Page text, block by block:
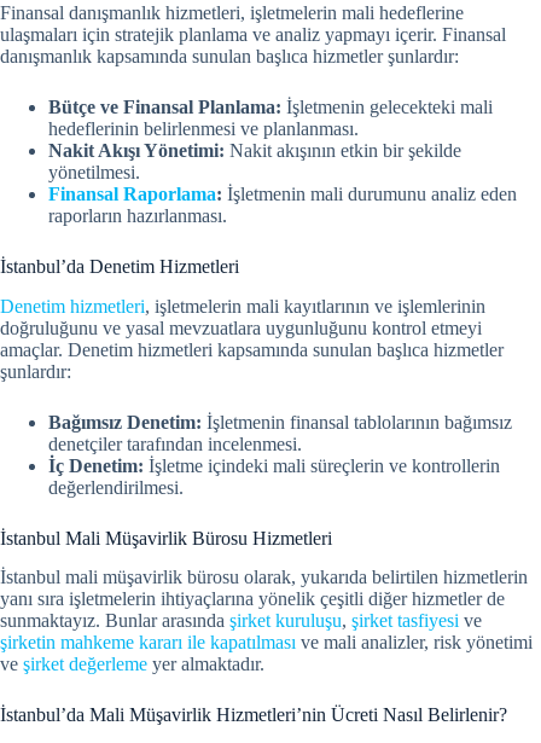
Finansal danışmanlık hizmetleri, işletmelerin mali hedeflerine
ulaşmaları için stratejik planlama ve analiz yapmayı içerir. Finansal
danışmanlık kapsamında sunulan başlıca hizmetler şunlardır:
Bütçe ve Finansal Planlama: İşletmenin gelecekteki mali
hedeflerinin belirlenmesi ve planlanması.
Nakit Akışı Yönetimi: Nakit akışının etkin bir şekilde
yönetilmesi.
Finansal Raporlama: İşletmenin mali durumunu analiz eden
raporların hazırlanması.
İstanbul’da Denetim Hizmetleri
Denetim hizmetleri, işletmelerin mali kayıtlarının ve işlemlerinin
doğruluğunu ve yasal mevzuatlara uygunluğunu kontrol etmeyi
amaçlar. Denetim hizmetleri kapsamında sunulan başlıca hizmetler
şunlardır:
Bağımsız Denetim: İşletmenin finansal tablolarının bağımsız
denetçiler tarafından incelenmesi.
İç Denetim: İşletme içindeki mali süreçlerin ve kontrollerin
değerlendirilmesi.
İstanbul Mali Müşavirlik Bürosu Hizmetleri
İstanbul mali müşavirlik bürosu olarak, yukarıda belirtilen hizmetlerin
yanı sıra işletmelerin ihtiyaçlarına yönelik çeşitli diğer hizmetler de
sunmaktayız. Bunlar arasında şirket kuruluşu, şirket tasfiyesi ve
şirketin mahkeme kararı ile kapatılması ve mali analizler, risk yönetimi
ve şirket değerleme yer almaktadır.
İstanbul’da Mali Müşavirlik Hizmetleri’nin Ücreti Nasıl Belirlenir?